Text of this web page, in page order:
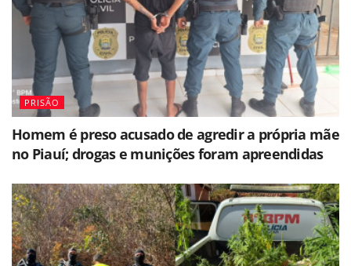
PRISÃO
Homem é preso acusado de agredir a própria mãe
no Piauí; drogas e munições foram apreendidas